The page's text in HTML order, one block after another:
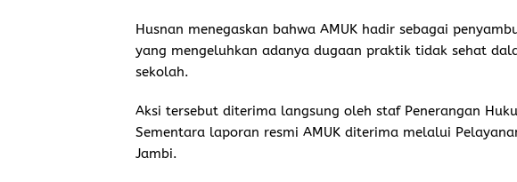
Husnan menegaskan bahwa AMUK hadir sebagai
yang mengeluhkan adanya dugaan praktik tidak sehat
sekolah.
Aksi tersebut diterima langsung oleh staf Penerangan
Sementara laporan resmi AMUK diterima melalui
Jambi.